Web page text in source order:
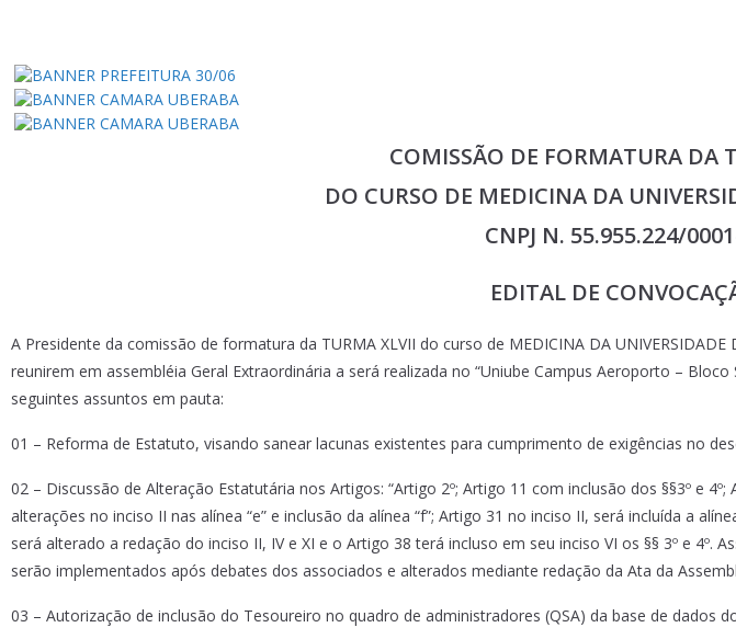
COMISSÃO DE FORMATURA DA
DO CURSO DE MEDICINA DA
CNPJ N. 55.955.224/
EDITAL DE
A Presidente da comissão de formatura da TURMA XLVII do curso de MEDICINA DA
reunirem em assembléia Geral Extraordinária a será realizada no “Uniube Campus Aeroporto –
seguintes assuntos em pauta:
01 – Reforma de Estatuto, visando sanear lacunas existentes para cumprimento de exigências no
02 – Discussão de Alteração Estatutária nos Artigos: “Artigo 2º; Artigo 11 com inclusão dos §§3º e
alterações no inciso II nas alínea “e” e inclusão da alínea “f”; Artigo 31 no inciso II, será incluída a
será alterado a redação do inciso II, IV e XI e o Artigo 38 terá incluso em seu inciso VI os §§ 3º e
serão implementados após debates dos associados e alterados mediante redação da Ata da
03 – Autorização de inclusão do Tesoureiro no quadro de administradores (QSA) da base de dados